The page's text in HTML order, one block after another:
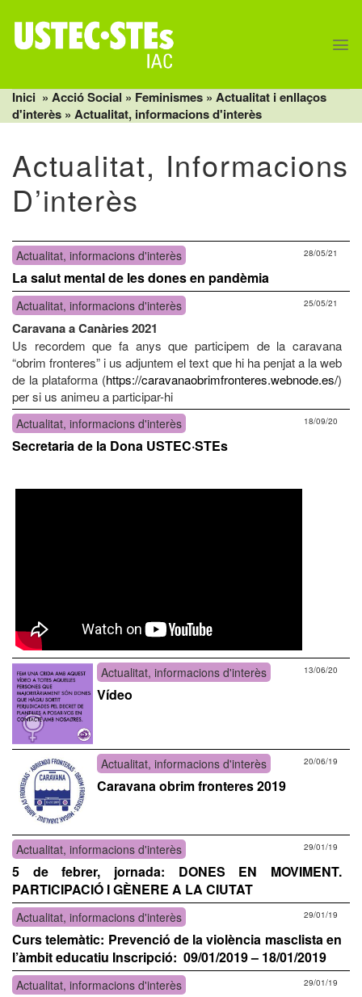
content
Inici » Acció Social » Feminismes » Actualitat i enllaços
d'interès » Actualitat, informacions d'interès
Actualitat, Informacions
D’interès
Actualitat, informacions d'interès 28/05/21
La salut mental de les dones en pandèmia
Actualitat, informacions d'interès 25/05/21
Caravana a Canàries 2021
Us recordem que fa anys que participem de la caravana
“obrim fronteres” i us adjuntem el text que hi ha penjat a la web
de la plataforma (https://caravanaobrimfronteres.webnode.es/)
per si us animeu a participar-hi
Actualitat, informacions d'interès 18/09/20
Secretaria de la Dona USTEC·STEs
Actualitat, informacions d'interès 13/06/20
Vídeo
Actualitat, informacions d'interès 20/06/19
Caravana obrim fronteres 2019
Actualitat, informacions d'interès 29/01/19
5 de febrer, jornada: DONES EN MOVIMENT.
PARTICIPACIÓ I GÈNERE A LA CIUTAT
Actualitat, informacions d'interès 29/01/19
Curs telemàtic: Prevenció de la violència masclista en
l’àmbit educatiu Inscripció: 09/01/2019 – 18/01/2019
Actualitat, informacions d'interès 29/01/19